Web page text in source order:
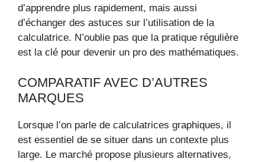
d’apprendre plus rapidement, mais aussi
d’échanger des astuces sur l’utilisation de la
calculatrice. N’oublie pas que la pratique régulière
est la clé pour devenir un pro des mathématiques.
COMPARATIF AVEC D’AUTRES
MARQUES
Lorsque l’on parle de calculatrices graphiques, il
est essentiel de se situer dans un contexte plus
large. Le marché propose plusieurs alternatives,